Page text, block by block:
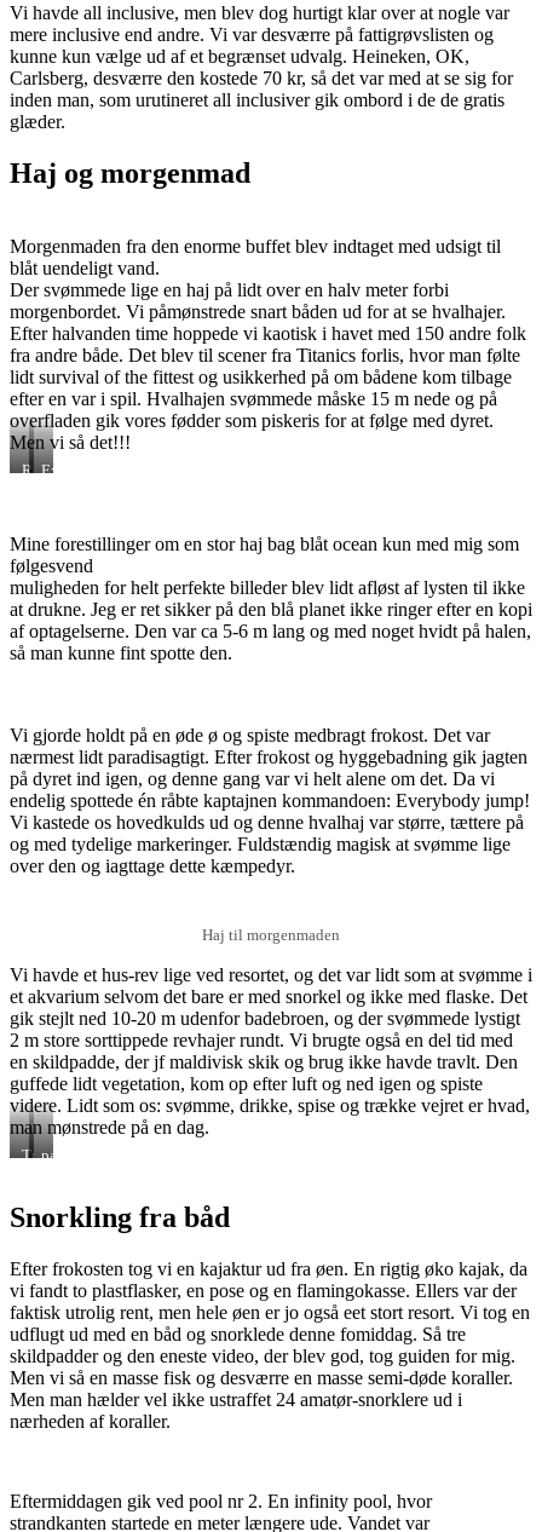
Vi havde all inclusive, men blev dog hurtigt klar over at nogle var
mere inclusive end andre. Vi var desværre på fattigrøvslisten og
kunne kun vælge ud af et begrænset udvalg. Heineken, OK,
Carlsberg, desværre den kostede 70 kr, så det var med at se sig for
inden man, som urutineret all inclusiver gik ombord i de de gratis
glæder.
Haj og morgenmad
Morgenmaden fra den enorme buffet blev indtaget med udsigt til
blåt uendeligt vand.
Der svømmede lige en haj på lidt over en halv meter forbi
morgenbordet. Vi påmønstrede snart båden ud for at se hvalhajer.
Efter halvanden time hoppede vi kaotisk i havet med 150 andre folk
fra andre både. Det blev til scener fra Titanics forlis, hvor man følte
lidt survival of the fittest og usikkerhed på om bådene kom tilbage
efter en var i spil. Hvalhajen svømmede måske 15 m nede og på
overfladen gik vores fødder som piskeris for at følge med dyret.
Men vi så det!!!
RealityExpectation
Mine forestillinger om en stor haj bag blåt ocean kun med mig som
følgesvend
muligheden for helt perfekte billeder blev lidt afløst af lysten til ikke
at drukne. Jeg er ret sikker på den blå planet ikke ringer efter en kopi
af optagelserne. Den var ca 5-6 m lang og med noget hvidt på halen,
så man kunne fint spotte den.
Vi gjorde holdt på en øde ø og spiste medbragt frokost. Det var
nærmest lidt paradisagtigt. Efter frokost og hyggebadning gik jagten
på dyret ind igen, og denne gang var vi helt alene om det. Da vi
endelig spottede én råbte kaptajnen kommandoen: Everybody jump!
Vi kastede os hovedkulds ud og denne hvalhaj var større, tættere på
og med tydelige markeringer. Fuldstændig magisk at svømme lige
over den og iagttage dette kæmpedyr.
Haj til morgenmaden
Vi havde et hus-rev lige ved resortet, og det var lidt som at svømme i
et akvarium selvom det bare er med snorkel og ikke med flaske. Det
gik stejlt ned 10-20 m udenfor badebroen, og der svømmede lystigt
2 m store sorttippede revhajer rundt. Vi brugte også en del tid med
en skildpadde, der jf maldivisk skik og brug ikke havde travlt. Den
guffede lidt vegetation, kom op efter luft og ned igen og spiste
videre. Lidt som os: svømme, drikke, spise og trække vejret er hvad,
man mønstrede på en dag.
Triggerpapegøjefisk
Snorkling fra båd
Efter frokosten tog vi en kajaktur ud fra øen. En rigtig øko kajak, da
vi fandt to plastflasker, en pose og en flamingokasse. Ellers var der
faktisk utrolig rent, men hele øen er jo også eet stort resort. Vi tog en
udflugt ud med en båd og snorklede denne fomiddag. Så tre
skildpadder og den eneste video, der blev god, tog guiden for mig.
Men vi så en masse fisk og desværre en masse semi-døde koraller.
Men man hælder vel ikke ustraffet 24 amatør-snorklere ud i
nærheden af koraller.
Eftermiddagen gik ved pool nr 2. En infinity pool, hvor
strandkanten startede en meter længere ude. Vandet var